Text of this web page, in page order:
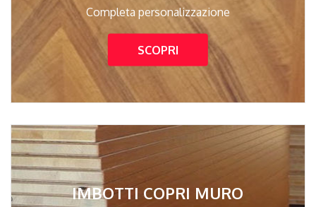
Completa personalizzazione
SCOPRI
IMBOTTI COPRI MURO